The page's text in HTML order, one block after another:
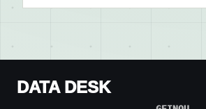
DATA DESK